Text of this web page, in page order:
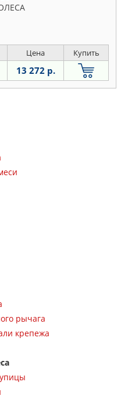
Цена Купить
13 272 р.
рычага
крепежа